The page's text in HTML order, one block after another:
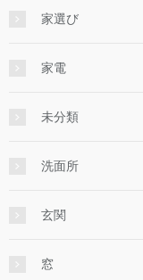
家選び
家電
未分類
洗面所
玄関
窓